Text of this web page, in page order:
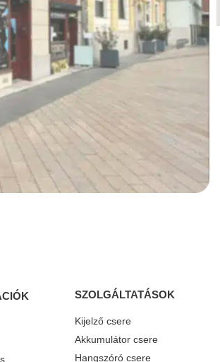
SZOLGÁLTATÁSOK
Kijelző csere
Akkumulátor csere
Hangszóró csere